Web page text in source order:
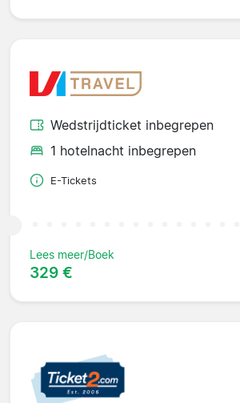
Wedstrijdticket inbegrepen
1 hotelnacht inbegrepen
E-Tickets
Lees meer/Boek
329 €